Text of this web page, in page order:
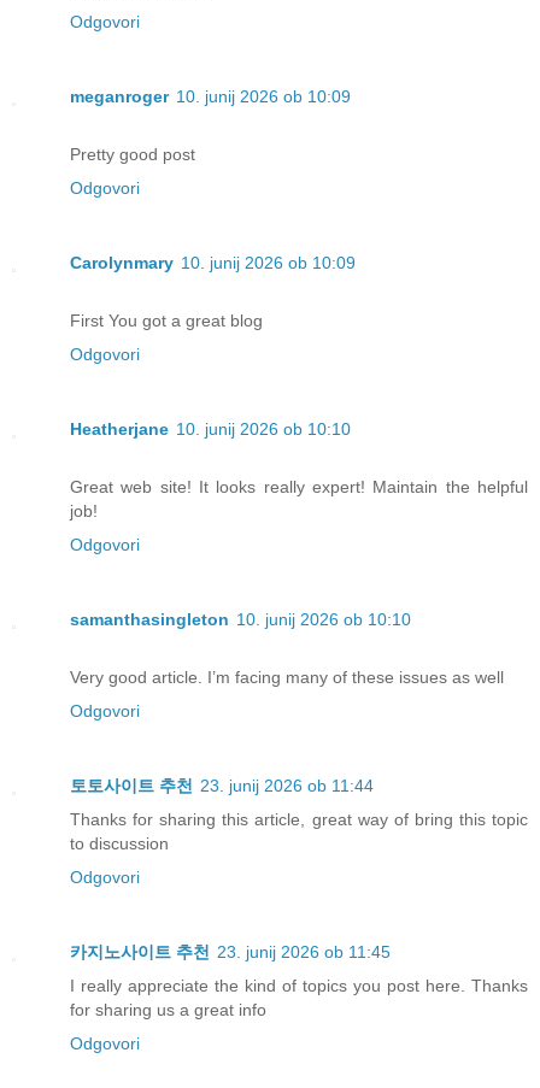
Odgovori
meganroger 10. junij 2026 ob 10:09
Pretty good post
Odgovori
Carolynmary 10. junij 2026 ob 10:09
First You got a great blog
Odgovori
Heatherjane 10. junij 2026 ob 10:10
Great web site! It looks really expert! Maintain the helpful
job!
Odgovori
samanthasingleton 10. junij 2026 ob 10:10
Very good article. I’m facing many of these issues as well
Odgovori
토토사이트 추천
23. junij 2026 ob 11:44
Thanks for sharing this article, great way of bring this topic
to discussion
Odgovori
카지노사이트 추천
23. junij 2026 ob 11:45
I really appreciate the kind of topics you post here. Thanks
for sharing us a great info
Odgovori